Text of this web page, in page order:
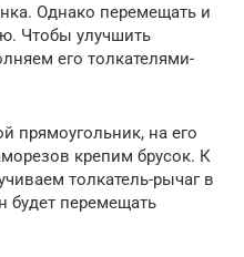
Однако перемещать и
Чтобы улучшить
его толкателями-
прямоугольник, на его
крепим брусок. К
толкатель-рычаг в
будет перемещать